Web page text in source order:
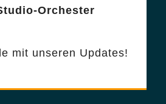
Orchester
mit unseren Updates!